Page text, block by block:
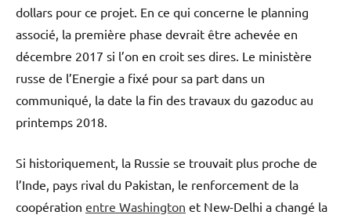
dollars pour ce projet. En ce qui concerne le planning
associé, la première phase devrait être achevée en
décembre 2017 si l’on en croit ses dires. Le ministère
russe de l’Energie a fixé pour sa part dans un
communiqué, la date la fin des travaux du gazoduc au
printemps 2018.
Si historiquement, la Russie se trouvait plus proche de
l’Inde, pays rival du Pakistan, le renforcement de la
coopération entre Washington et New-Delhi a changé la